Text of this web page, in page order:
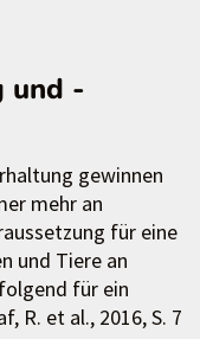
und -
gewinnen
mehr an
für eine
und Tiere an
für ein
R. et al., 2016, S. 7